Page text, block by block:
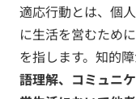
適応行動とは、個
に生活を営むため
を指します。知的
語理解、コミュニ